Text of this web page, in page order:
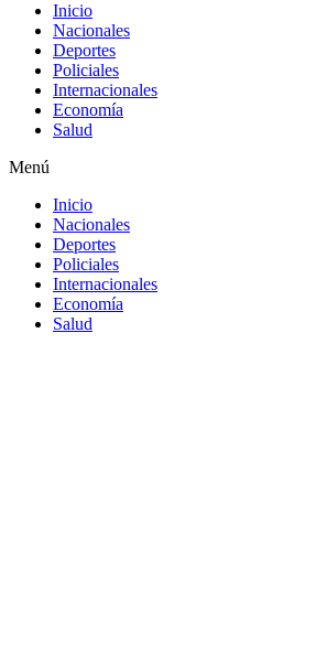
Inicio
Nacionales
Deportes
Policiales
Internacionales
Economía
Salud
Menú
Inicio
Nacionales
Deportes
Policiales
Internacionales
Economía
Salud